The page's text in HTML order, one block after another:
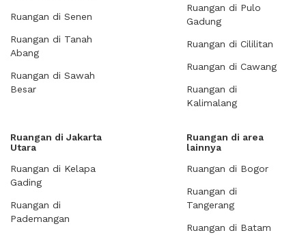
Ruangan di Senen
Ruangan di Tanah
Abang
Ruangan di Sawah
Besar
Ruangan di Pulo
Gadung
Ruangan di Cililitan
Ruangan di Cawang
Ruangan di
Kalimalang
Ruangan di Jakarta
Utara
Ruangan di Kelapa
Gading
Ruangan di
Pademangan
Ruangan di area
lainnya
Ruangan di Bogor
Ruangan di
Tangerang
Ruangan di Batam